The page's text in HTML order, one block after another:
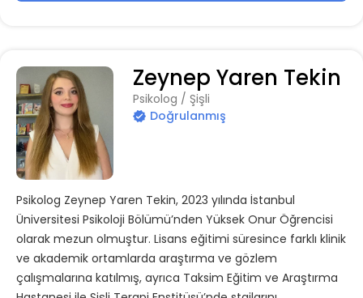
Zeynep Yaren Tekin
Psikolog / Şişli
Doğrulanmış
Psikolog Zeynep Yaren Tekin, 2023 yılında İstanbul
Üniversitesi Psikoloji Bölümü’nden Yüksek Onur Öğrencisi
olarak mezun olmuştur. Lisans eğitimi süresince farklı klinik
ve akademik ortamlarda araştırma ve gözlem
çalışmalarına katılmış, ayrıca Taksim Eğitim ve Araştırma